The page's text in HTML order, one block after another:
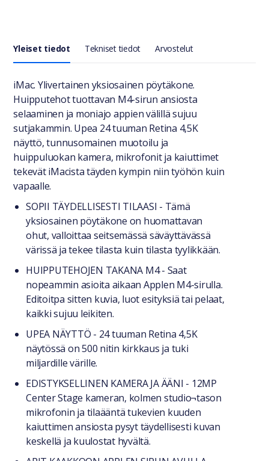
Yleiset tiedot Tekniset tiedot Arvostelut
Yleiset tiedot
iMac. Ylivertainen yksiosainen pöytäkone.
Huipputehot tuottavan M4-sirun ansiosta
selaaminen ja moniajo appien välillä sujuu
sutjakammin. Upea 24 tuuman Retina 4,5K
näyttö, tunnusomainen muotoilu ja
huippuluokan kamera, mikrofonit ja kaiuttimet
tekevät iMacista täyden kympin niin työhön kuin
vapaalle.
SOPII TÄYDELLISESTI TILAASI - Tämä
yksiosainen pöytäkone on huomattavan
ohut, valloittaa seitsemässä säväyttävässä
värissä ja tekee tilasta kuin tilasta tyylikkään.
HUIPPUTEHOJEN TAKANA M4 - Saat
nopeammin asioita aikaan Applen M4-sirulla.
Editoitpa sitten kuvia, luot esityksiä tai pelaat,
kaikki sujuu leikiten.
UPEA NÄYTTÖ - 24 tuuman Retina 4,5K
näytössä on 500 nitin kirkkaus ja tuki
miljardille värille.
EDISTYKSELLINEN KAMERA JA ÄÄNI - 12MP
Center Stage kameran, kolmen studio¬tason
mikrofonin ja tilaääntä tukevien kuuden
kaiuttimen ansiosta pysyt täydellisesti kuvan
keskellä ja kuulostat hyvältä.